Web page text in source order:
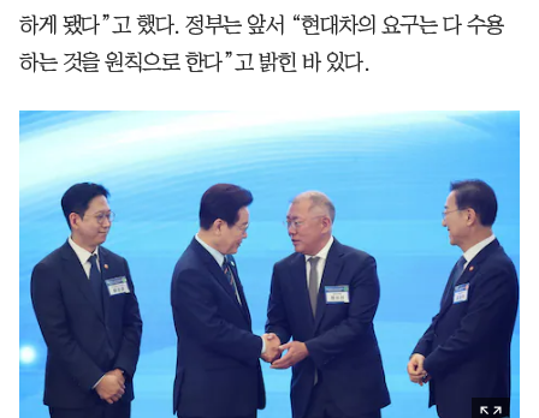
하게 됐다”고 했다. 정부는 앞서 “현대차의 요구는 다 수용
하는 것을 원칙으로 한다”고 밝힌 바 있다.